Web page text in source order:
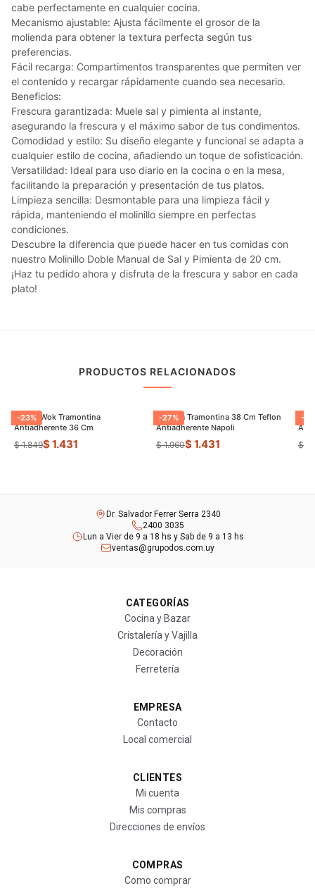
cabe perfectamente en cualquier cocina.
Mecanismo ajustable: Ajusta fácilmente el grosor de la
molienda para obtener la textura perfecta según tus
preferencias.
Fácil recarga: Compartimentos transparentes que permiten ver
el contenido y recargar rápidamente cuando sea necesario.
Beneficios:
Frescura garantizada: Muele sal y pimienta al instante,
asegurando la frescura y el máximo sabor de tus condimentos.
Comodidad y estilo: Su diseño elegante y funcional se adapta a
cualquier estilo de cocina, añadiendo un toque de sofisticación.
Versatilidad: Ideal para uso diario en la cocina o en la mesa,
facilitando la preparación y presentación de tus platos.
Limpieza sencilla: Desmontable para una limpieza fácil y
rápida, manteniendo el molinillo siempre en perfectas
condiciones.
Descubre la diferencia que puede hacer en tus comidas con
nuestro Molinillo Doble Manual de Sal y Pimienta de 20 cm.
¡Haz tu pedido ahora y disfruta de la frescura y sabor en cada
plato!
PRODUCTOS RELACIONADOS
-23%
Sarten Wok Tramontina
Antiadherente 36 Cm
$ 1.849$ 1.431
-27%
Paellera Tramontina 38 Cm Teflon
Antiadherente Napoli
$ 1.960$ 1.431
-
$
Dr. Salvador Ferrer Serra 2340
2400 3035
Lun a Vier de 9 a 18 hs y Sab de 9 a 13 hs
ventas@grupodos.com.uy
CATEGORÍAS
Cocina y Bazar
Cristalería y Vajilla
Decoración
Ferretería
EMPRESA
Contacto
Local comercial
CLIENTES
Mi cuenta
Mis compras
Direcciones de envíos
COMPRAS
Como comprar